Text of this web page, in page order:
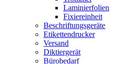
Laminierfolien
Fixiereinheit
Beschriftungsgeräte
Etikettendrucker
Versand
Diktiergerät
Bürobedarf